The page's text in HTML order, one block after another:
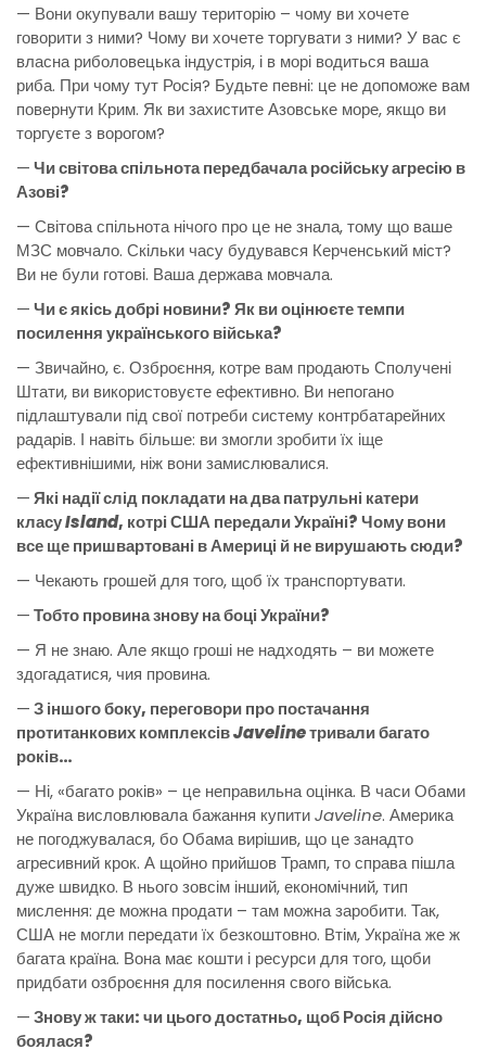
— Вони окупували вашу територію – чому ви хочете
говорити з ними? Чому ви хочете торгувати з ними? У вас є
власна риболовецька індустрія, і в морі водиться ваша
риба. При чому тут Росія? Будьте певні: це не допоможе вам
повернути Крим. Як ви захистите Азовське море, якщо ви
торгуєте з ворогом?
—Чи світова спільнота передбачала російську агресію в
Азові?
— Світова спільнота нічого про це не знала, тому що ваше
МЗС мовчало. Скільки часу будувався Керченський міст?
Ви не були готові. Ваша держава мовчала.
—Чи є якісь добрі новини? Як ви оцінюєте темпи
посилення українського війська?
— Звичайно, є. Озброєння, котре вам продають Сполучені
Штати, ви використовуєте ефективно. Ви непогано
підлаштували під свої потреби систему контрбатарейних
радарів. І навіть більше: ви змогли зробити їх іще
ефективнішими, ніж вони замислювалися.
—Які надії слід покладати на два патрульні катери
класуIsland, котрі США передали Україні? Чому вони
все ще пришвартовані в Америці й не вирушають сюди?
— Чекають грошей для того, щоб їх транспортувати.
—Тобто провина знову на боці України?
— Я не знаю. Але якщо гроші не надходять – ви можете
здогадатися, чия провина.
—З іншого боку, переговори про постачання
протитанкових комплексівJavelineтривали багато
років…
— Ні, «багато років» – це неправильна оцінка. В часи Обами
Україна висловлювала бажання купитиJaveline. Америка
не погоджувалася, бо Обама вирішив, що це занадто
агресивний крок. А щойно прийшов Трамп, то справа пішла
дуже швидко. В нього зовсім інший, економічний, тип
мислення: де можна продати – там можна заробити. Так,
США не могли передати їх безкоштовно. Втім, Україна же ж
багата країна. Вона має кошти і ресурси для того, щоби
придбати озброєння для посилення свого війська.
—Знову ж таки: чи цього достатньо, щоб Росія дійсно
боялася?